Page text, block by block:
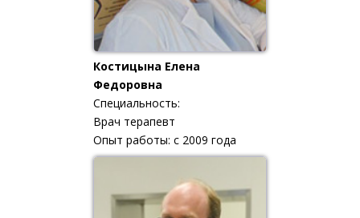
Костицына Елена
Федоровна
Специальность:
Врач терапевт
Опыт работы: с 2009 года